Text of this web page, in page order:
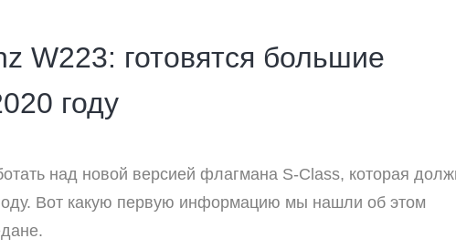
W223: готовятся большие
году
над новой версией флагмана S-Class, которая
Вот какую первую информацию мы нашли об этом